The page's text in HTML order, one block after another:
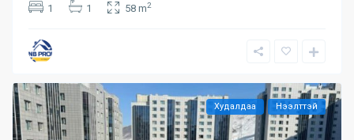
1 1 58 m2
Худалдаа Нээлттэй